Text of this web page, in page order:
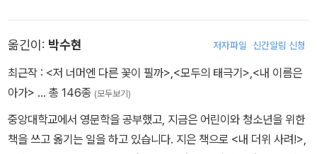
명의 나무》로 볼로냐 라가치상을 수상했다. 또한 일러스트레이터 부
문으로 2012년 한스 크리스티안 안데르센상을 수상했다.
옮긴이: 박수현 저자파일 신간알림 신청
최근작 : <저 너머엔 다른 꽃이 필까>,<모두의 태극기>,<내 이름은
아가> … 총 146종 (모두보기)
중앙대학교에서 영문학을 공부했고, 지금은 어린이와 청소년을 위한
책을 쓰고 옮기는 일을 하고 있습니다. 지은 책으로 <내 더위 사려!>,